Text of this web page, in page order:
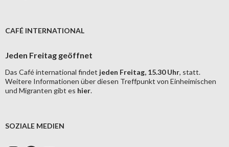
CAFÉ INTERNATIONAL
Jeden Freitag geöffnet
Das Café international findet jeden Freitag, 15.30 Uhr, statt.
Weitere Informationen über diesen Treffpunkt von Einheimischen
und Migranten gibt es hier.
SOZIALE MEDIEN